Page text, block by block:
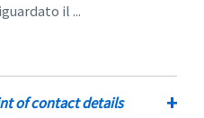
il ...
of contact details +